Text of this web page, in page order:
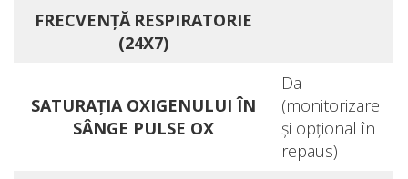
FRECVENŢĂ RESPIRATORIE
(24X7)
SATURAŢIA OXIGENULUI ÎN
SÂNGE PULSE OX
Da
(monitorizare
şi opţional în
repaus)